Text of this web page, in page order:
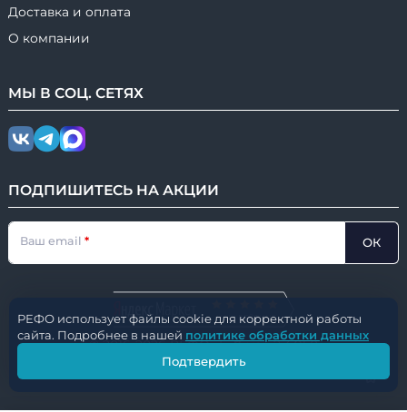
Доставка и оплата
О компании
МЫ В СОЦ. СЕТЯХ
ПОДПИШИТЕСЬ НА АКЦИИ
Ваш email ОК
НАШ РЕЙТИНГ
© 2016-2026 РЕФО | ⚙️ ver. 2.4.950
Разработано с
CleverUM.tech
РЕФО использует файлы cookie для корректной работы
сайта. Подробнее в нашей политике обработки данных
Подтвердить